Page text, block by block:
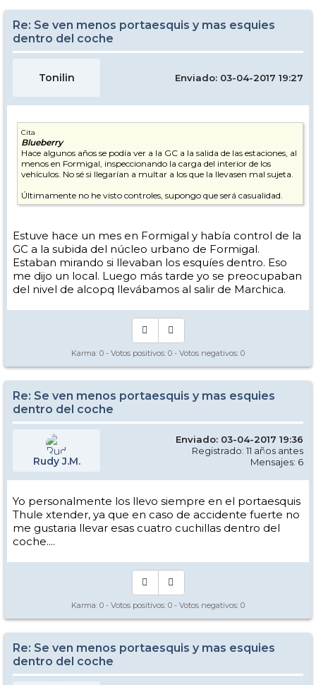
Re: Se ven menos portaesquis y mas esquies
dentro del coche
Tonilin Enviado: 03-04-2017 19:27
Cita
Blueberry
Hace algunos años se podía ver a la GC a la salida de las estaciones, al
menos en Formigal, inspeccionando la carga del interior de los
vehículos. No sé si llegarían a multar a los que la llevasen mal sujeta.
Últimamente no he visto controles, supongo que será casualidad.
Estuve hace un mes en Formigal y había control de la
GC a la subida del núcleo urbano de Formigal.
Estaban mirando si llevaban los esquíes dentro. Eso
me dijo un local. Luego más tarde yo se preocupaban
del nivel de alcopq llevábamos al salir de Marchica.
Karma: 0 - Votos positivos: 0 - Votos negativos: 0
Re: Se ven menos portaesquis y mas esquies
dentro del coche
Rudy J.M.
Enviado: 03-04-2017 19:36
Registrado: 11 años antes
Mensajes: 6
Yo personalmente los llevo siempre en el portaesquis
Thule xtender, ya que en caso de accidente fuerte no
me gustaria llevar esas cuatro cuchillas dentro del
coche....
Karma: 0 - Votos positivos: 0 - Votos negativos: 0
Re: Se ven menos portaesquis y mas esquies
dentro del coche